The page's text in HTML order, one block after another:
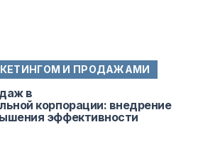
И ПРОДАЖАМИ
в
корпорации: внедрение
эффективности